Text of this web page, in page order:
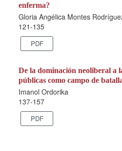
enferma?
Gloria Angélica Montes
121-135
PDF
De la dominación neoliberal a
públicas como campo de
Imanol Ordorika
137-157
PDF